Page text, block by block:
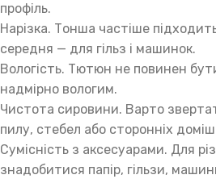
профіль.
Нарізка. Тонша частіше
середня — для гільз і машинок.
Вологість. Тютюн не повинен
надмірно вологим.
Чистота сировини. Варто
пилу, стебел або сторонніх
Сумісність з аксесуарами. Для
знадобитися папір, гільзи,